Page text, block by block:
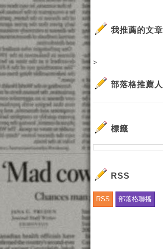
我推薦的文章
>
部落格推薦人
標籤
RSS
RSS 部落格聯播